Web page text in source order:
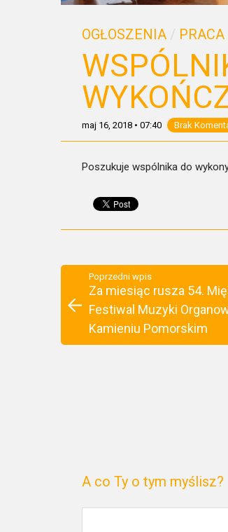
OGŁOSZENIA / PRACA
maj 16, 2018 • 07:40 Brak
Poszukuje wspólnika do
Poprzedni wpis
Za miesiąc rusza 54.
Festiwal Muzyki
Kamieniu Pomorskim
A co Ty o tym myślisz?